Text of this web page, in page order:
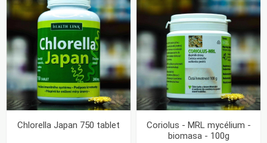
Chlorella Japan 750 tablet
Coriolus - MRL mycélium -
biomasa - 100g